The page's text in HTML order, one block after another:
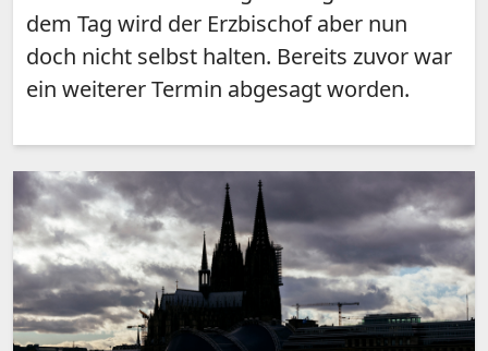
dem Tag wird der Erzbischof aber nun
doch nicht selbst halten. Bereits zuvor war
ein weiterer Termin abgesagt worden.